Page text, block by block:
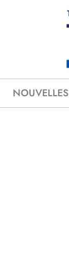
NOUVELLES